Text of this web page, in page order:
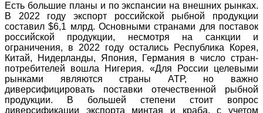
Есть большие планы и по экспансии на внешних рынках.
В 2022 году экспорт российской рыбной продукции
составил $6,1 млрд. Основными странами для поставок
российской продукции, несмотря на санкции и
ограничения, в 2022 году остались Республика Корея,
Китай, Нидерланды, Япония, Германия в число стран-
потребителей вошла Нигерия. «Для России целевыми
рынками являются страны АТР, но важно
диверсифицировать поставки отечественной рыбной
продукции. В большей степени стоит вопрос
диверсификации экспорта минтая и краба, с учетом